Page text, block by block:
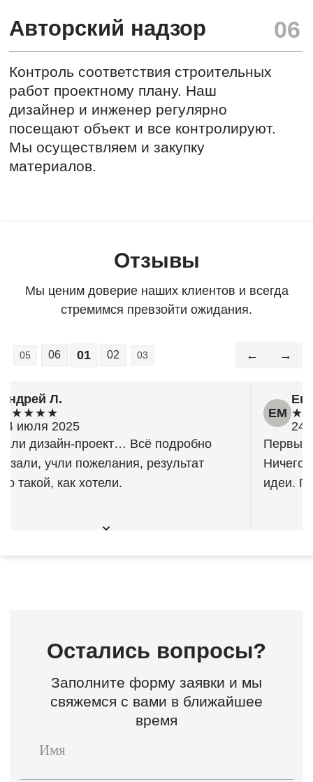
Отзывы
Мы ценим доверие наших клиентов и всегда
стремимся превзойти ожидания.
05 06 01 02 03 ← →
Андрей Л.
★★★★★
24 июля 2025
дизайн-проект… Всё подробно
учли пожелания, результат
такой, как хотели.
ЕМ
24
Первый
Ничего
идеи.